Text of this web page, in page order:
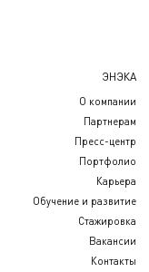
ЭНЭКА
О компании
Партнерам
Пресс-центр
Портфолио
Карьера
Обучение и развитие
Стажировка
Вакансии
Контакты